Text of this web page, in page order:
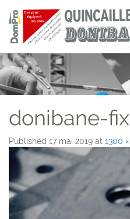
donibane-
Published 17 mai 2019 at 1300